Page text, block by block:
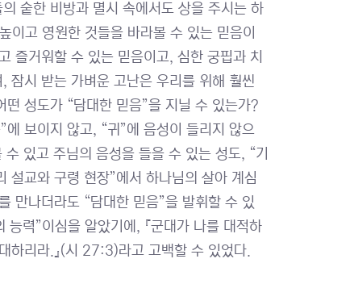
숱한 비방과 멸시 속에서도 상을 주시는 하
이고 영원한 것들을 바라볼 수 있는 믿음이
즐거워할 수 있는 믿음이고, 심한 궁핍과 치
잠시 받는 가벼운 고난은 우리를 위해 훨씬
성도가 “담대한 믿음”을 지닐 수 있는가?
보이지 않고, “귀”에 음성이 들리지 않으
있고 주님의 음성을 들을 수 있는 성도, “기
설교와 구령 현장”에서 하나님의 살아 계심
만나더라도 “담대한 믿음”을 발휘할 수 있
력”이심을 알았기에, 『군대가 나를 대적하
하리라.』(시 27:3)라고 고백할 수 있었다.